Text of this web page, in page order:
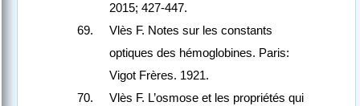
2015; 427-447.
Vlès F. Notes sur les constants
optiques des hémoglobines. Paris:
Vigot Frères. 1921.
Vlès F. L’osmose et les propriétés qui